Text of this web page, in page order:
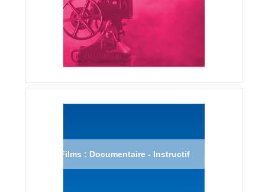
Films : Documentaire - Instructif